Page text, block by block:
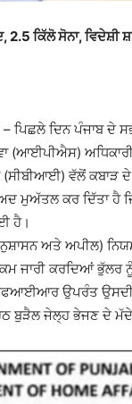
ਕਿੱਲੋ ਸੋਨਾ, ਵਿਦੇਸ਼ੀ
ਪਿਛਲੇ ਦਿਨ ਪੰਜਾਬ ਦੇ
(ਆਈਪੀਐਸ)
ਵੱਲੋਂ ਕਬਾੜ
ਮੁਅੱਤਲ ਕਰ ਦਿੱਤਾ
ਹੈ।
ਅਤੇ ਅਪੀਲ)
ਜਾਰੀ ਕਰਦਿਆਂ
ਉਪਰੰਤ ਉਸਦੀ
ਹੇਠ ਬੁੜੈਲ ਜੇਲ੍ਹ ਭੇਜਣ ਦੇ